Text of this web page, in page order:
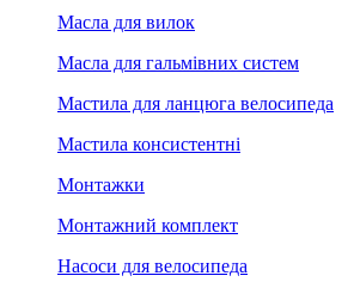
Масла для вилок
Масла для гальмівних систем
Мастила для ланцюга велосипеда
Мастила консистентні
Монтажки
Монтажний комплект
Насоси для велосипеда